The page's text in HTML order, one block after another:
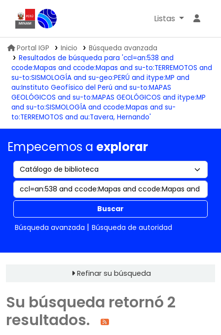
Biblioteca IGP
Listas
Portal IGP Inicio
Búsqueda avanzada
Resultados de búsqueda para 'ccl=an:538 and
ccode:Mapas and ccode:Mapas and su-to:TERREMOTOS and
su-to:SISMOLOGÍA and su-geo:PERÚ and itype:MP and
au:Instituto Geofísico del Perú and su-to:MAPAS
GEOLÓGICOS and su-to:MAPAS GEOLÓGICOS and itype:MP
and su-to:SISMOLOGÍA and ccode:Mapas and su-
to:TERREMOTOS and au:Tavera, Hernando'
Empecemos a explorar
Buscar
Búsqueda avanzada
Búsqueda de autoridad
Refinar su búsqueda
Su búsqueda retornó 2
resultados.